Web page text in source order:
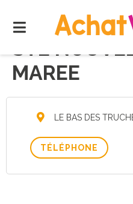
Menu
STE
MAREE
LE BAS DES
TÉLÉPHONE